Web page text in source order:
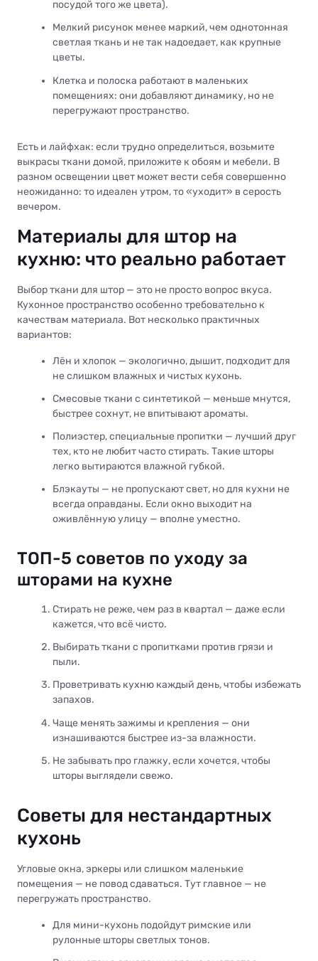
посудой того же цвета).
Мелкий рисунок менее маркий, чем однотонная
светлая ткань и не так надоедает, как крупные
цветы.
Клетка и полоска работают в маленьких
помещениях: они добавляют динамику, но не
перегружают пространство.
Есть и лайфхак: если трудно определиться, возьмите
выкрасы ткани домой, приложите к обоям и мебели. В
разном освещении цвет может вести себя совершенно
неожиданно: то идеален утром, то «уходит» в серость
вечером.
Материалы для штор на
кухню: что реально работает
Выбор ткани для штор — это не просто вопрос вкуса.
Кухонное пространство особенно требовательно к
качествам материала. Вот несколько практичных
вариантов:
Лён и хлопок — экологично, дышит, подходит для
не слишком влажных и чистых кухонь.
Смесовые ткани с синтетикой — меньше мнутся,
быстрее сохнут, не впитывают ароматы.
Полиэстер, специальные пропитки — лучший друг
тех, кто не любит часто стирать. Такие шторы
легко вытираются влажной губкой.
Блэкауты — не пропускают свет, но для кухни не
всегда оправданы. Если окно выходит на
оживлённую улицу — вполне уместно.
ТОП-5 советов по уходу за
шторами на кухне
Стирать не реже, чем раз в квартал — даже если
кажется, что всё чисто.
Выбирать ткани с пропитками против грязи и
пыли.
Проветривать кухню каждый день, чтобы избежать
запахов.
Чаще менять зажимы и крепления — они
изнашиваются быстрее из-за влажности.
Не забывать про глажку, если хочется, чтобы
шторы выглядели свежо.
Советы для нестандартных
кухонь
Угловые окна, эркеры или слишком маленькие
помещения — не повод сдаваться. Тут главное — не
перегружать пространство.
Для мини-кухонь подойдут римские или
рулонные шторы светлых тонов.